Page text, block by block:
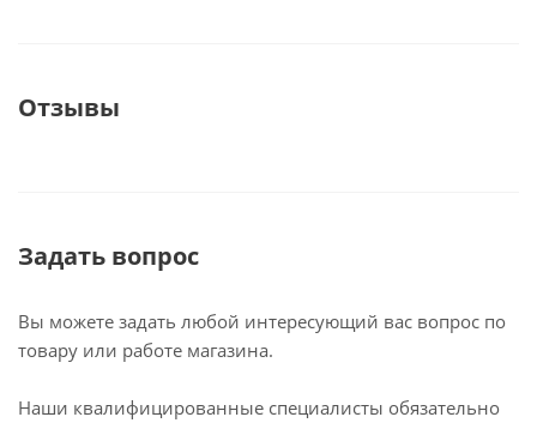
Отзывы
Задать вопрос
Вы можете задать любой интересующий вас вопрос по
товару или работе магазина.
Наши квалифицированные специалисты обязательно